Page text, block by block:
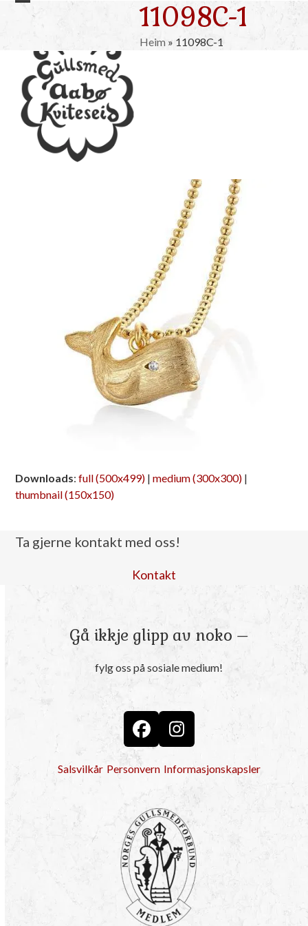
Skip
Open
menu
Close
menu
11098C-1
Heim » 11098C-1
Downloads:full (500x499) |medium (300x300) |
thumbnail (150x150)
Ta gjerne kontakt med oss!
Kontakt
Gå ikkje glipp av noko –
fylg oss på sosiale medium!
FacebookInstagram
Salsvilkår Personvern Informasjonskapsler